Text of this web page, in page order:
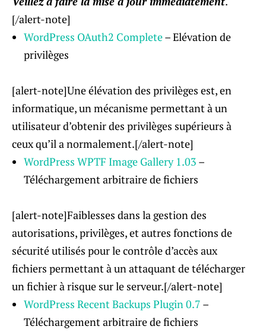
[/alert-note]
WordPress OAuth2 Complete– Elévation de
privilèges
[alert-note]Une élévation des privilèges est, en
informatique, un mécanisme permettant à un
utilisateur d’obtenir des privilèges supérieurs à
ceux qu’il a normalement.[/alert-note]
WordPress WPTF Image Gallery 1.03 –
Téléchargement arbitraire de fichiers
[alert-note]Faiblesses dans la gestion des
autorisations, privilèges, et autres fonctions de
sécurité utilisés pour le contrôle d’accès aux
fichiers permettant à un attaquant de télécharger
un fichier à risque sur le serveur.[/alert-note]
WordPress Recent Backups Plugin 0.7 –
Téléchargement arbitraire de fichiers